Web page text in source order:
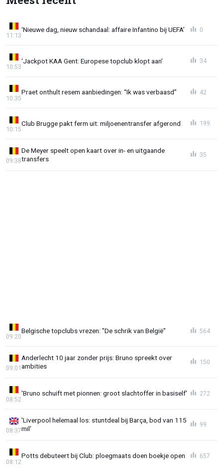
‘Nieuwe dag, nieuw schandaal: affaire Infantino bij UEFA’
11:13
0
‘Jackpot KAA Gent: Europese topclub klopt aan’
10:53
34
Praet onthult resem aanbiedingen: “Ik was verbaasd”
10:35
42
Club Brugge pakt ferm uit: miljoenentransfer afgerond
10:15
199
De Meyer speelt open kaart over in- en uitgaande
transfers
09:38
35
Belgische topclubs vrezen: "De schrik van België"
09:20
564
Anderlecht 10 jaar zonder prijs: Bruno spreekt over
ambities
09:01
150
'Bruno schuift met pionnen: groot slachtoffer in basiself'
08:52
272
'Liverpool helemaal los: stuntdeal bij Barça, bod van 115
mil'
08:37
99
Potts debuteert bij Club: ploegmaats doen boekje open
08:12
657